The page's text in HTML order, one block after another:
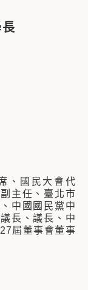
、國民大會代
主任、臺北市
中國國民黨中
長、議長、中
屆董事會董事